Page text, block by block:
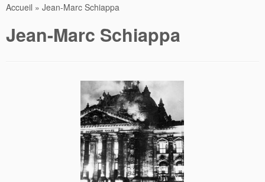
Accueil » Jean-Marc Schiappa
Jean-Marc Schiappa